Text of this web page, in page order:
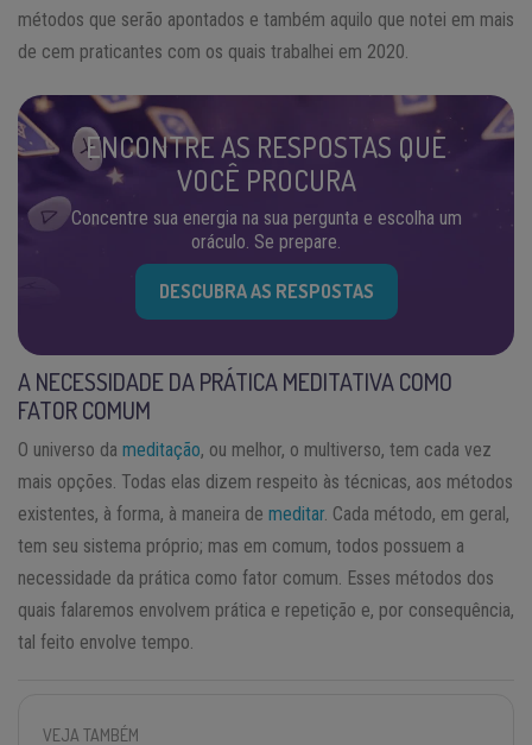
métodos que serão apontados e também aquilo que notei em mais
de cem praticantes com os quais trabalhei em 2020.
ENCONTRE AS RESPOSTAS QUE
VOCÊ PROCURA
Concentre sua energia na sua pergunta e escolha um
oráculo. Se prepare.
DESCUBRA AS RESPOSTAS
A NECESSIDADE DA PRÁTICA MEDITATIVA COMO
FATOR COMUM
O universo da meditação, ou melhor, o multiverso, tem cada vez
mais opções. Todas elas dizem respeito às técnicas, aos métodos
existentes, à forma, à maneira de meditar. Cada método, em geral,
tem seu sistema próprio; mas em comum, todos possuem a
necessidade da prática como fator comum. Esses métodos dos
quais falaremos envolvem prática e repetição e, por consequência,
tal feito envolve tempo.
VEJA TAMBÉM